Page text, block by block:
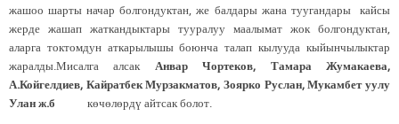
жашоо шарты начар болгондуктан, же балдары жана туугандары кайсы
жерде жашап жаткандыктары тууралуу маалымат жок болгондуктан,
аларга токтомдун аткарылышы боюнча талап кылууда кыйынчылыктар
жаралды.Мисалга алсак Анвар Чортеков, Тамара Жумакаева,
А.Койгелдиев, Кайратбек Мурзакматов, Зоярко Руслан, Мукамбет уулу
Улан ж.б
көчөлөрдү айтсак болот.